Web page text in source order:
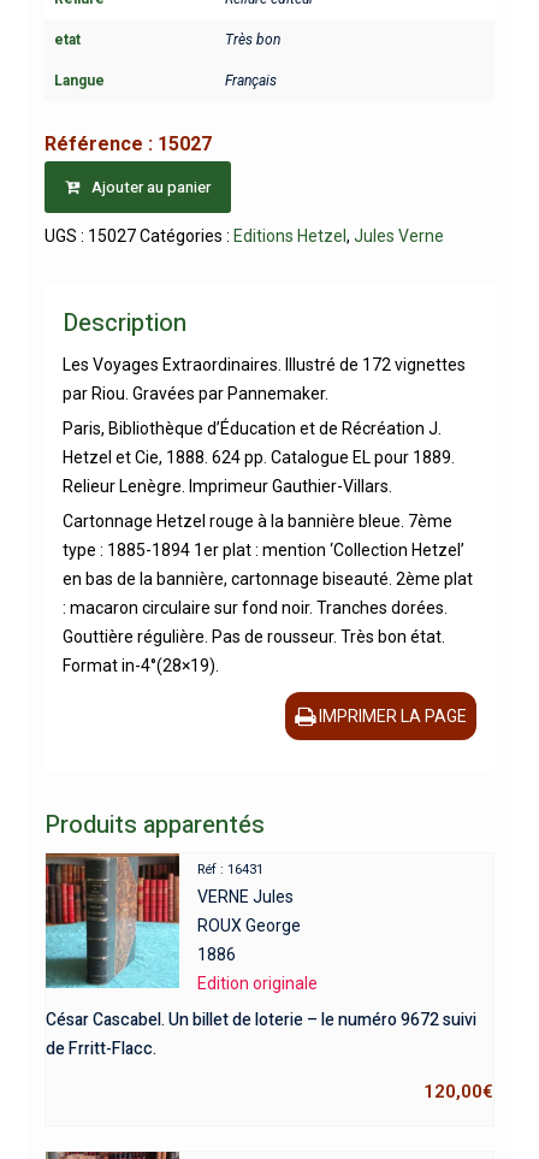
etat Très bon
Langue Français
Référence : 15027
Ajouter au panier
UGS : 15027 Catégories : Editions Hetzel , Jules Verne
Description
Les Voyages Extraordinaires. Illustré de 172 vignettes
par Riou. Gravées par Pannemaker.
Paris, Bibliothèque d’Éducation et de Récréation J.
Hetzel et Cie, 1888. 624 pp. Catalogue EL pour 1889.
Relieur Lenègre. Imprimeur Gauthier-Villars.
Cartonnage Hetzel rouge à la bannière bleue. 7ème
type : 1885-1894 1er plat : mention ‘Collection Hetzel’
en bas de la bannière, cartonnage biseauté. 2ème plat
: macaron circulaire sur fond noir. Tranches dorées.
Gouttière régulière. Pas de rousseur. Très bon état.
Format in-4°(28×19).
IMPRIMER LA PAGE
Produits apparentés
Réf : 16431
VERNE Jules
ROUX George
1886
Edition originale
César Cascabel. Un billet de loterie – le numéro 9672 suivi
de Frritt-Flacc.
120,00€